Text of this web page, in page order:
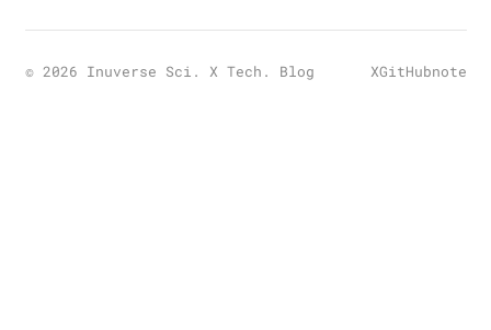
© 2026 Inuverse Sci. X Tech. Blog XGitHubnote